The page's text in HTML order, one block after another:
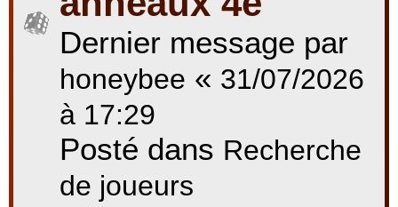
Dernier message par
honeybee « 31/07/2026
à 17:29
Posté dans Recherche
de joueurs